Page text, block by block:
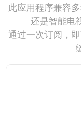
此应用程序兼容
还是智能电
通过一次订阅，